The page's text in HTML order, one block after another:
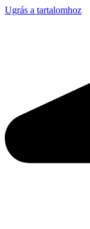
Ugrás a tartalomhoz